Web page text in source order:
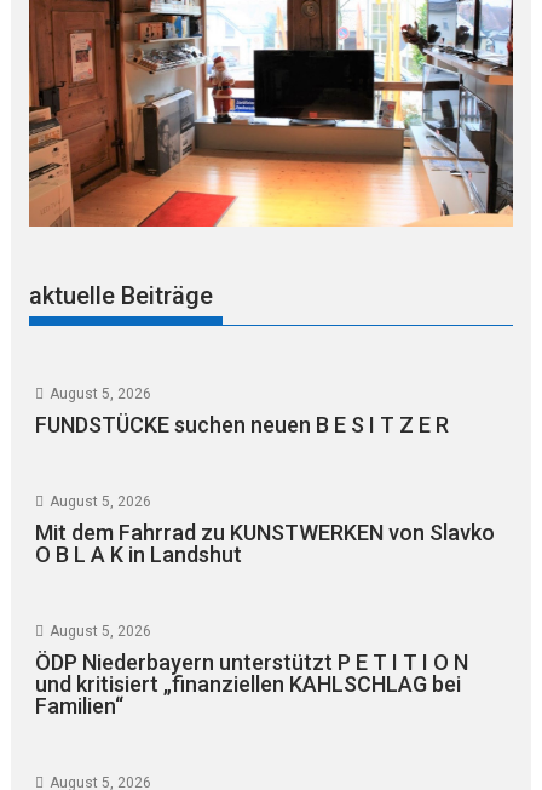
aktuelle Beiträge
August 5, 2026
FUNDSTÜCKE suchen neuen B E S I T Z E R
August 5, 2026
Mit dem Fahrrad zu KUNSTWERKEN von Slavko
O B L A K in Landshut
August 5, 2026
ÖDP Niederbayern unterstützt P E T I T I O N
und kritisiert „finanziellen KAHLSCHLAG bei
Familien“
August 5, 2026